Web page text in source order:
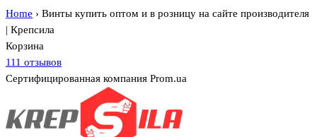
Home › Винты купить оптом и в розницу на сайте производителя
| Крепсила
Корзина
111 отзывов
Сертифицированная компания Prom.ua